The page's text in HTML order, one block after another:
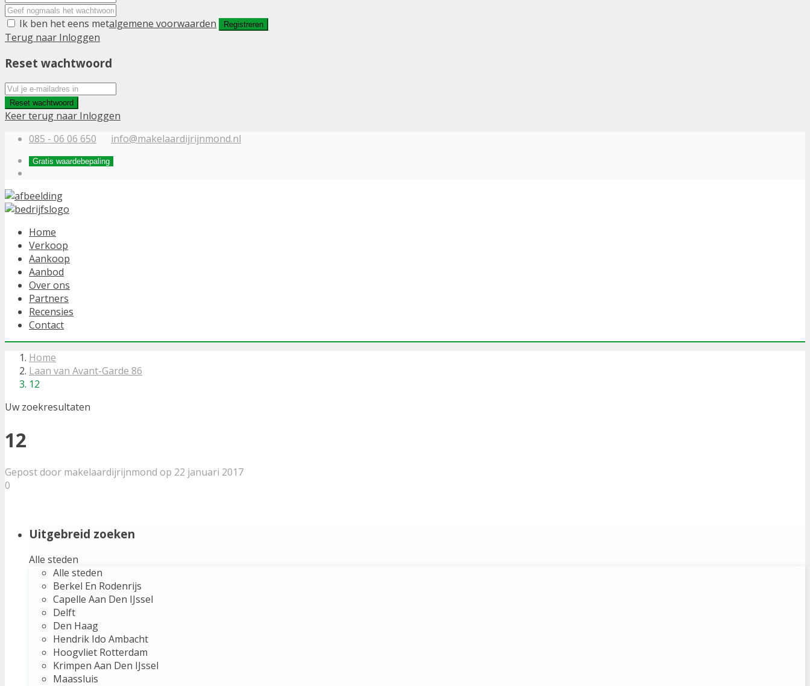
Ik ben het eens metalgemene voorwaarden Registreren
Terug naar Inloggen
Reset wachtwoord
Reset wachtwoord
Keer terug naar Inloggen
085 - 06 06 650
info@makelaardijrijnmond.nl
Gratis waardebepaling
Home
Verkoop
Aankoop
Aanbod
Over ons
Partners
Recensies
Contact
Home
Laan van Avant-Garde 86
12
Uw zoekresultaten
12
Gepost door makelaardijrijnmond op 22 januari 2017
0
Uitgebreid zoeken
Alle steden
Alle steden
Berkel En Rodenrijs
Capelle Aan Den IJssel
Delft
Den Haag
Hendrik Ido Ambacht
Hoogvliet Rotterdam
Krimpen Aan Den IJssel
Maassluis